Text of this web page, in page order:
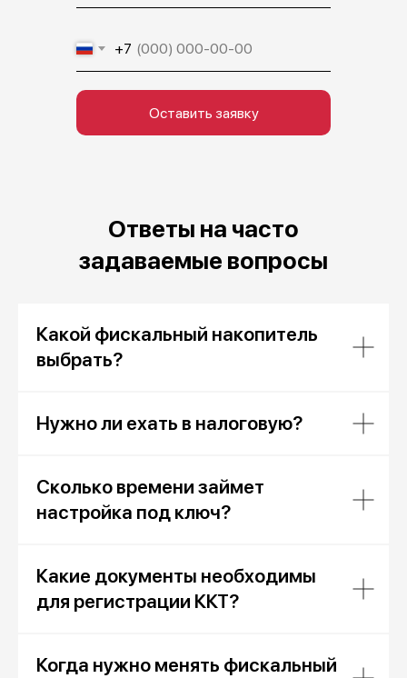
+7
Оставить заявку
Ответы на часто
задаваемые вопросы
Какой фискальный накопитель
выбрать?
Нужно ли ехать в налоговую?
Сколько времени займет
настройка под ключ?
Какие документы необходимы
для регистрации ККТ?
Когда нужно менять фискальный